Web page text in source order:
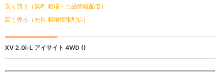
安く買う（無料 相場・出品情報配信）
高く売る（無料 相場情報配信）
XV 2.0i-L アイサイト 4WD ()